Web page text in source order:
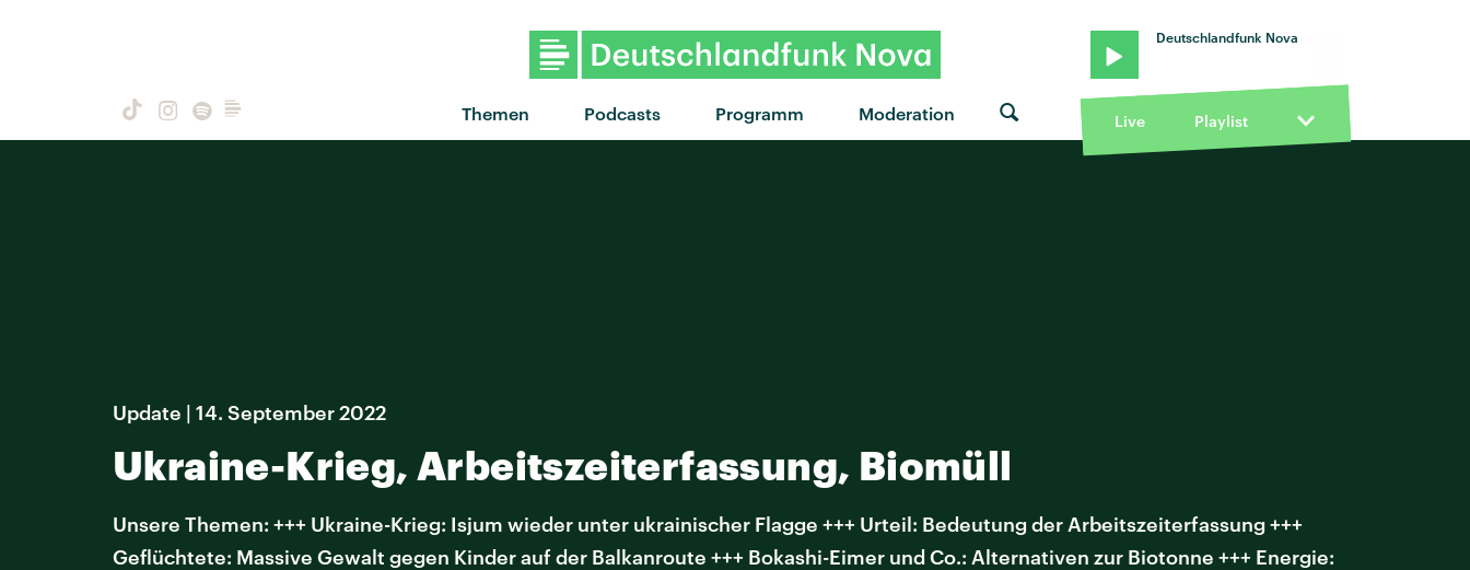
Themen Podcasts Programm Moderation
Deutschlandfunk Nova
Live Playlist
Update | 14. September 2022
Ukraine-Krieg, Arbeitszeiterfassung, Biomüll
Unsere Themen: +++ Ukraine-Krieg: Isjum wieder unter ukrainischer Flagge +++ Urteil: Bedeutung der Arbeitszeiterfassung +++
Geflüchtete: Massive Gewalt gegen Kinder auf der Balkanroute +++ Bokashi-Eimer und Co.: Alternativen zur Biotonne +++ Energie: